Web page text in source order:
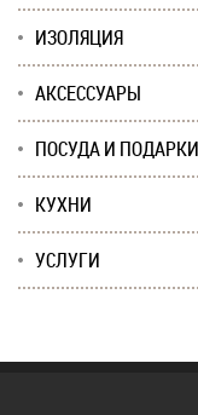
ИЗОЛЯЦИЯ
АКСЕССУАРЫ
ПОСУДА И
КУХНИ
УСЛУГИ